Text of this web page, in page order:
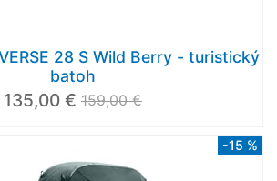
28 S Wild Berry - turistický
batoh
135,00 € 159,00 €
-15 %